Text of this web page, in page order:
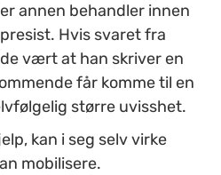
annen behandler innen
Hvis svaret fra
vært at han skriver en
får komme til en
større uvisshet.
kan i seg selv virke
mobilisere.